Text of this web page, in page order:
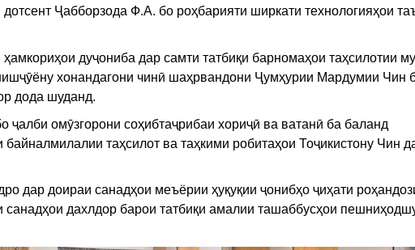
Ҷабборзода Ф.А. бо роҳбарияти ширкати технологияҳои
дуҷониба дар самти татбиқи барномаҳои таҳсилотии
хонандагони чинӣ шаҳрвандони Ҷумҳурии Мардумии Чин
дода шуданд.
ҷалби омӯзгорони соҳибтаҷрибаи хориҷӣ ва ватанӣ ба баланд
таҳсилот ва таҳкими робитаҳои Тоҷикистону Чин
дар доираи санадҳои меъёрии ҳуқуқии ҷонибҳо ҷиҳати
санадҳои дахлдор барои татбиқи амалии ташаббусҳои